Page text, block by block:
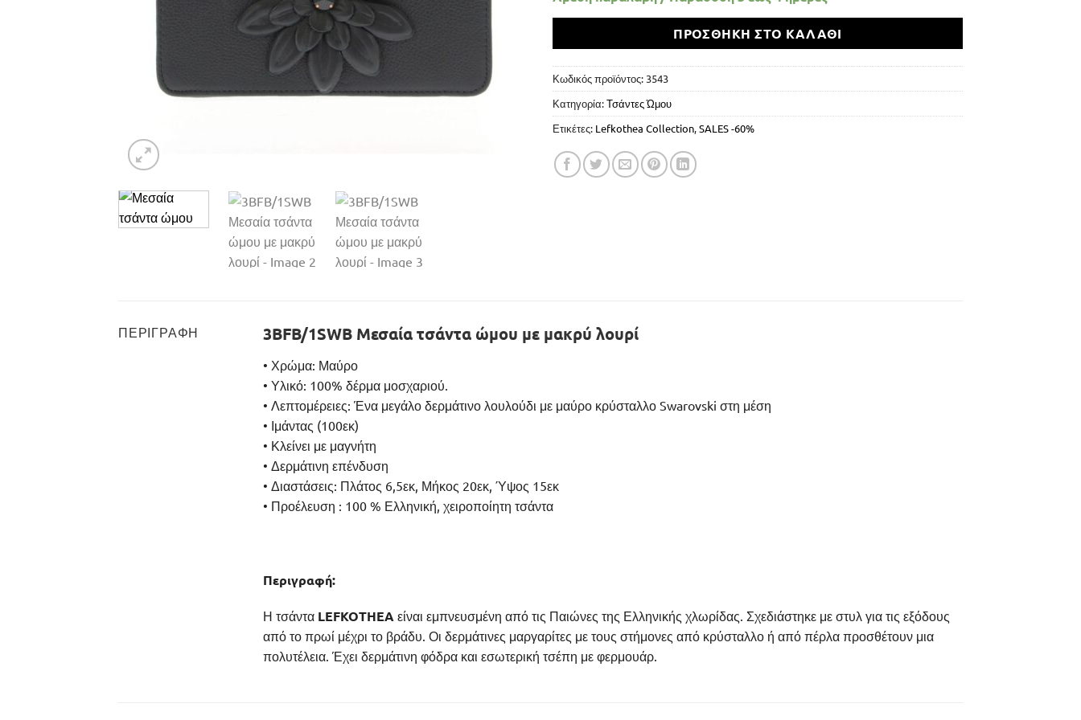
ΠΡΟΣΘΉΚΗ ΣΤΟ ΚΑΛΆΘΙ
Κωδικός προϊόντος: 3543
Κατηγορία:Τσάντες Ώμου
Ετικέτες: Lefkothea Collection,SALES -60%
ΠΕΡΙΓΡΑΦΉ 3BFB/1SWB Μεσαία τσάντα ώμου με μακρύ λουρί
• Χρώμα: Μαύρο
• Υλικό: 100% δέρμα μοσχαριού.
• Λεπτομέρειες: Ένα μεγάλο δερμάτινο λουλούδι με μαύρο κρύσταλλο Swarovski στη μέση
• Ιμάντας (100εκ)
• Κλείνει με μαγνήτη
• Δερμάτινη επένδυση
• Διαστάσεις: Πλάτος 6,5εκ, Μήκος 20εκ, Ύψος 15εκ
• Προέλευση : 100 % Ελληνική, χειροποίητη τσάντα
Περιγραφή:
Η τσάντα LEFKOTHEA είναι εμπνευσμένη από τις Παιώνες της Ελληνικής χλωρίδας. Σχεδιάστηκε με στυλ για τις εξόδους
από το πρωί μέχρι το βράδυ. Οι δερμάτινες μαργαρίτες με τους στήμονες από κρύσταλλο ή από πέρλα προσθέτουν μια
πολυτέλεια. Έχει δερμάτινη φόδρα και εσωτερική τσέπη με φερμουάρ.